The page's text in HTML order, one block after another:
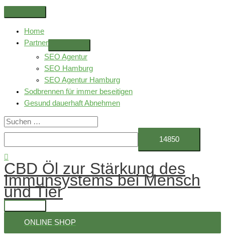
Zum
Inhalt
springen
Above
Header
Home
Partner
SEO Agentur
SEO Hamburg
SEO Agentur Hamburg
Sodbrennen für immer beseitigen
Gesund dauerhaft Abnehmen
Suchen
nach:
CBD Öl zur Stärkung des
Immunsystems bei Mensch
und Tier
Hauptmenü
ONLINE SHOP